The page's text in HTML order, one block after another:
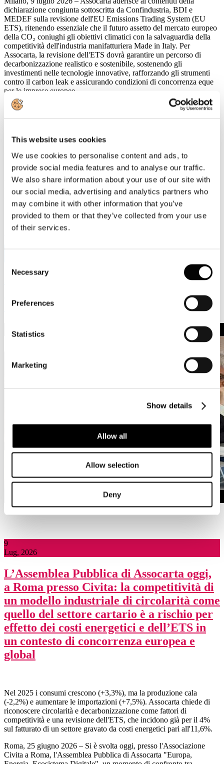
This website uses cookies
We use cookies to personalise content and ads, to
provide social media features and to analyse our traffic.
We also share information about your use of our site with
our social media, advertising and analytics partners who
may combine it with other information that you’ve
provided to them or that they’ve collected from your use
of their services.
Selection
Necessary
Preferences
Statistics
Marketing
Show details
Allow all
Allow selection
Deny
dichiarazione congiunta sottoscritta da Confindustria, BDI e
MEDEF sulla revisione dell'EU Emissions Trading System (EU
ETS), ritenendo essenziale che il futuro assetto del mercato europeo
della CO₂ coniughi gli obiettivi climatici con la salvaguardia della
competitività dell'industria manifatturiera Made in Italy. Per
Assocarta, la revisione dell'ETS dovrà garantire un percorso di
decarbonizzazione realistico e sostenibile, sostenendo gli
investimenti nelle tecnologie innovative, rafforzando gli strumenti
contro il carbon leak e assicurando condizioni di concorrenza eque
per le imprese europee.
«L'industria cartaria italiana è impegnata da anni nella transizione
Lorenzo Poli. «Per raggiungere gli obiettivi europei è però
indispensabile che la revisione dell'ETS sia accompagnata da misure
che rafforzino la competitività del sistema industriale. Servono
regole coerenti con la realtà economica e tecnologica, in grado di
favorire gli investimenti senza accelerare il processo di
delocalizzazione produttiva. La transizione sarà davvero efficace
solo se riuscirà a mantenere in Europa produzione, occupazione e
capacità di innovazione.»
Leggi di più
Assemblea Assocarta 2026: l'intervista al
Presidente di Assocarta Lorenzo Poli
sull'andamento 2025-2026
9
Lug, 2026
L’Assemblea Pubblica di Assocarta oggi,
a Roma presso Civita: la competitività di
un modello industriale di circolarità come
quello del settore cartario è a rischio per
effetto dei costi energetici e dell’ETS in
un contesto di concorrenza europea e
global
Nel 2025 i consumi crescono (+3,3%), ma la produzione cala
(-2,2%) e aumentare le importazioni (+7,5%). Assocarta chiede di
riconoscere circolarità e decarbonizzazione come fattori di
competitività e una revisione dell'ETS, che incidono già per il 4%
sul fatturato di un settore gravato da costi energetici pari all'11,6%.
Roma, 25 giugno 2026 – Si è svolta oggi, presso l'Associazione
Civita a Roma, l'Assemblea Pubblica di Assocarta "Europa,